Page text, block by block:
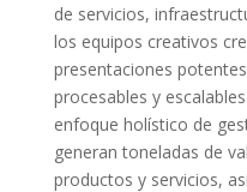
de servicios,
los equipos creativos
presentaciones
procesables y
enfoque holístico de
generan toneladas de
productos y servicios,